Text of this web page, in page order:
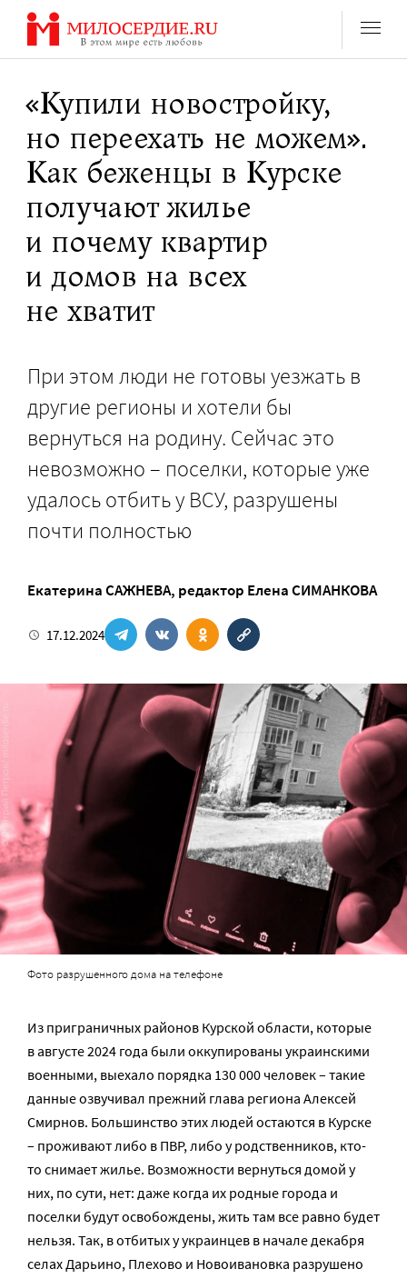
Перейти
содержанию
«Купили новостройку,
но переехать не можем».
Как беженцы в Курске
получают жилье
и почему квартир
и домов на всех
не хватит
При этом люди не готовы уезжать в
другие регионы и хотели бы
вернуться на родину. Сейчас это
невозможно – поселки, которые уже
удалось отбить у ВСУ, разрушены
почти полностью
Екатерина САЖНЕВА, редактор Елена СИМАНКОВА
17.12.2024
Фото разрушенного дома на телефоне
Из приграничных районов Курской области, которые
в августе 2024 года были оккупированы украинскими
военными, выехало порядка 130 000 человек – такие
данные озвучивал прежний глава региона Алексей
Смирнов. Большинство этих людей остаются в Курске
– проживают либо в ПВР, либо у родственников, кто-
то снимает жилье. Возможности вернуться домой у
них, по сути, нет: даже когда их родные города и
поселки будут освобождены, жить там все равно будет
нельзя. Так, в отбитых у украинцев в начале декабря
селах Дарьино, Плехово и Новоивановка разрушено